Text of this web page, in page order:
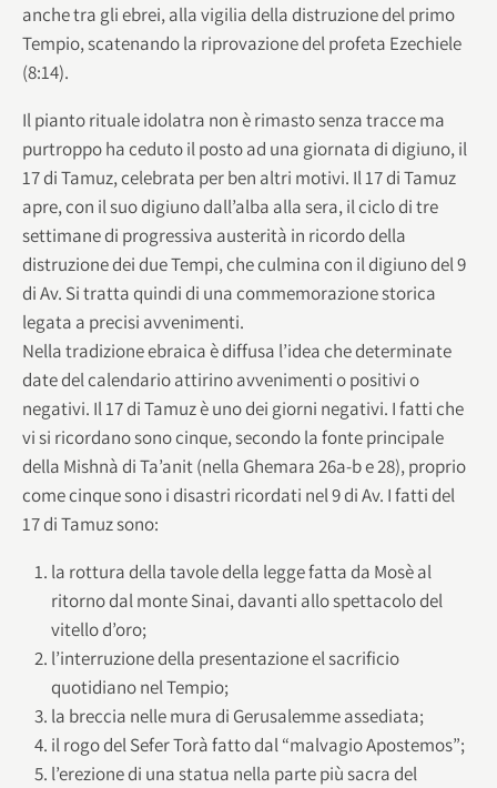
anche tra gli ebrei, alla vigilia della distruzione del primo
Tempio, scatenando la riprovazione del profeta Ezechiele
(8:14).
Il pianto rituale idolatra non è rimasto senza tracce ma
purtroppo ha ceduto il posto ad una giornata di digiuno, il
17 di Tamuz, celebrata per ben altri motivi. Il 17 di Tamuz
apre, con il suo digiuno dall’alba alla sera, il ciclo di tre
settimane di progressiva austerità in ricordo della
distruzione dei due Tempi, che culmina con il digiuno del 9
di Av. Si tratta quindi di una commemorazione storica
legata a precisi avvenimenti.
Nella tradizione ebraica è diffusa l’idea che determinate
date del calendario attirino avvenimenti o positivi o
negativi. Il 17 di Tamuz è uno dei giorni negativi. I fatti che
vi si ricordano sono cinque, secondo la fonte principale
della Mishnà di Ta’anit (nella Ghemara 26a-b e 28), proprio
come cinque sono i disastri ricordati nel 9 di Av. I fatti del
17 di Tamuz sono:
la rottura della tavole della legge fatta da Mosè al
ritorno dal monte Sinai, davanti allo spettacolo del
vitello d’oro;
l’interruzione della presentazione el sacrificio
quotidiano nel Tempio;
la breccia nelle mura di Gerusalemme assediata;
il rogo del Sefer Torà fatto dal “malvagio Apostemos”;
l’erezione di una statua nella parte più sacra del